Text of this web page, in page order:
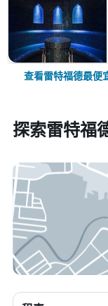
查看雷特福德最便
探索雷特福